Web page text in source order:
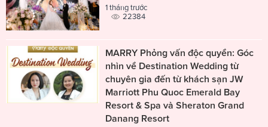
1 tháng trước
22384
MARRY Phỏng vấn độc quyền: Góc
nhìn về Destination Wedding từ
chuyên gia đến từ khách sạn JW
Marriott Phu Quoc Emerald Bay
Resort & Spa và Sheraton Grand
Danang Resort